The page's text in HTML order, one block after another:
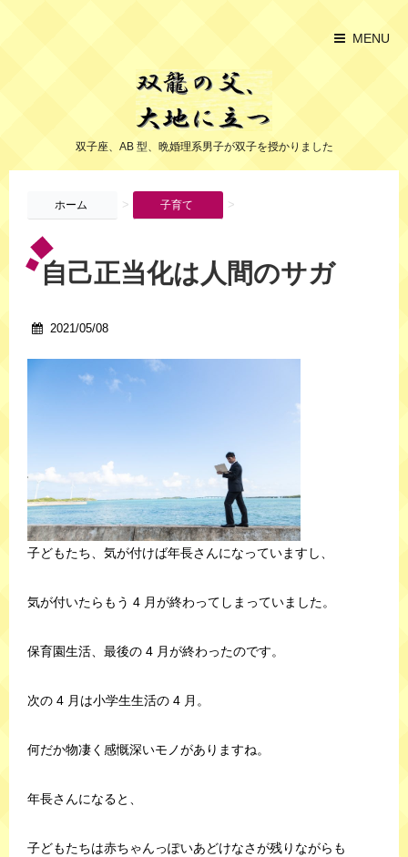
MENU
双子座、AB 型、晩婚理系男子が双子を授かりました
ホーム > 子育て >
自己正当化は人間のサガ
2021/05/08
子どもたち、気が付けば年長さんになっていますし、
気が付いたらもう 4 月が終わってしまっていました。
保育園生活、最後の 4 月が終わったのです。
次の 4 月は小学生生活の 4 月。
何だか物凄く感慨深いモノがありますね。
年長さんになると、
子どもたちは赤ちゃんっぽいあどけなさが残りながらも